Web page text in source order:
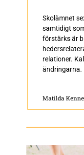
Skolämnet
samtidigt
förstärks är
relationer.
ändringarna.
Matilda